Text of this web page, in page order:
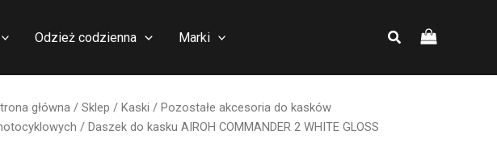
Odzież codzienna Marki
główna / Sklep / Kaski / Pozostałe akcesoria do kasków
/ Daszek do kasku AIROH COMMANDER 2 WHITE GLOSS